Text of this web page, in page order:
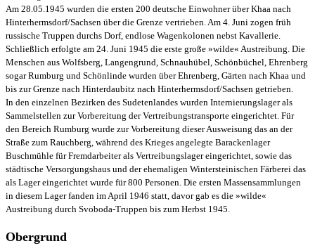
Am 28.05.1945 wurden die ersten 200 deutsche Einwohner über Khaa nach
Hinterhermsdorf/Sachsen über die Grenze vertrieben. Am 4. Juni zogen früh
russische Truppen durchs Dorf, endlose Wagenkolonen nebst Kavallerie.
Schließlich erfolgte am 24. Juni 1945 die erste große »wilde« Austreibung. Die
Menschen aus Wolfsberg, Langengrund, Schnauhübel, Schönbüchel, Ehrenberg
sogar Rumburg und Schönlinde wurden über Ehrenberg, Gärten nach Khaa und
bis zur Grenze nach Hinterdaubitz nach Hinterhermsdorf/Sachsen getrieben.
In den einzelnen Bezirken des Sudetenlandes wurden Internierungslager als
Sammelstellen zur Vorbereitung der Vertreibungstransporte eingerichtet. Für
den Bereich Rumburg wurde zur Vorbereitung dieser Ausweisung das an der
Straße zum Rauchberg, während des Krieges angelegte Barackenlager
Buschmühle für Fremdarbeiter als Vertreibungslager eingerichtet, sowie das
städtische Versorgungshaus und der ehemaligen Wintersteinischen Färberei das
als Lager eingerichtet wurde für 800 Personen. Die ersten Massensammlungen
in diesem Lager fanden im April 1946 statt, davor gab es die »wilde«
Austreibung durch Svoboda-Truppen bis zum Herbst 1945.
Obergrund